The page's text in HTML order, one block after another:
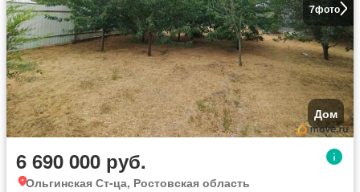
7фото
Дом
6 690 000 руб.
Ольгинская Ст-ца, Ростовская область